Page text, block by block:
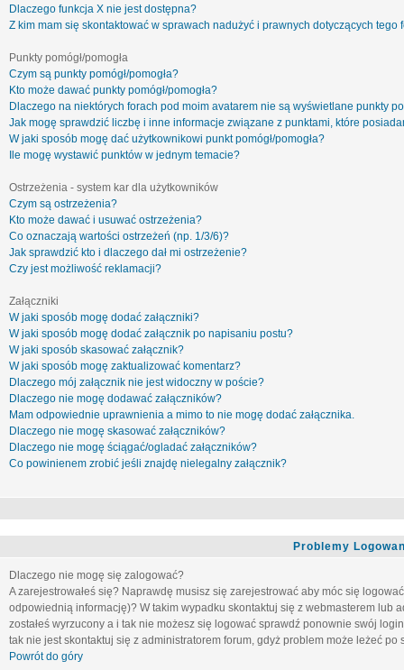
Dlaczego funkcja X nie jest dostępna?
Z kim mam się skontaktować w sprawach nadużyć i prawnych dotyczących tego
Punkty pomógł/pomogła
Czym są punkty pomógł/pomogła?
Kto może dawać punkty pomógł/pomogła?
Dlaczego na niektórych forach pod moim avatarem nie są wyświetlane punkty
Jak mogę sprawdzić liczbę i inne informacje związane z punktami, które
W jaki sposób mogę dać użytkownikowi punkt pomógł/pomogła?
Ile mogę wystawić punktów w jednym temacie?
Ostrzeżenia - system kar dla użytkowników
Czym są ostrzeżenia?
Kto może dawać i usuwać ostrzeżenia?
Co oznaczają wartości ostrzeżeń (np. 1/3/6)?
Jak sprawdzić kto i dlaczego dał mi ostrzeżenie?
Czy jest możliwość reklamacji?
Załączniki
W jaki sposób mogę dodać załączniki?
W jaki sposób mogę dodać załącznik po napisaniu postu?
W jaki sposób skasować załącznik?
W jaki sposób mogę zaktualizować komentarz?
Dlaczego mój załącznik nie jest widoczny w poście?
Dlaczego nie mogę dodawać załączników?
Mam odpowiednie uprawnienia a mimo to nie mogę dodać załącznika.
Dlaczego nie mogę skasować załączników?
Dlaczego nie mogę ściągać/ogladać załączników?
Co powinienem zrobić jeśli znajdę nielegalny załącznik?
Problemy
Dlaczego nie mogę się zalogować?
A zarejestrowałeś się? Naprawdę musisz się zarejestrować aby móc się
odpowiednią informację)? W takim wypadku skontaktuj się z webmasterem lub
zostałeś wyrzucony a i tak nie możesz się logować sprawdź ponownie swój
tak nie jest skontaktuj się z administratorem forum, gdyż problem może leżeć po
Powrót do góry